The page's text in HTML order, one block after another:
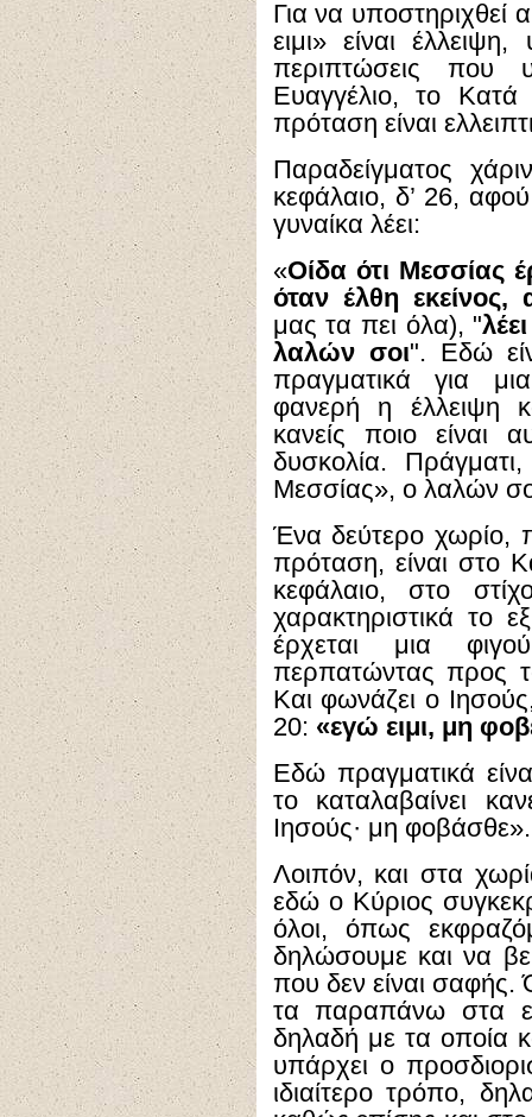
Για να υποστηριχθεί
ειμι» είναι
περιπτώσεις που
Ευαγγέλιο, το
πρόταση είναι
Παραδείγματος
κεφάλαιο, δ’ 26,
γυναίκα λέει:
«Οίδα ότι Μεσσίας
όταν έλθη εκείνος,
μας τα πει όλα), "
λαλών σοι". Εδώ
πραγματικά για
φανερή η έλλειψη
κανείς ποιο είναι
δυσκολία.
Μεσσίας», ο λαλών
Ένα δεύτερο χωρίο,
πρόταση, είναι στο
κεφάλαιο, στο
χαρακτηριστικά το
έρχεται μια
περπατώντας προς
Και φωνάζει ο
20: «εγώ ειμι, μη
Εδώ πραγματικά
το καταλαβαίνει
Ιησούς· μη φοβάσθε».
Λοιπόν, και στα
εδώ ο Κύριος
όλοι, όπως
δηλώσουμε και να
που δεν είναι σαφής.
τα παραπάνω στα
δηλαδή με τα οποία
υπάρχει ο
ιδιαίτερο τρόπο,